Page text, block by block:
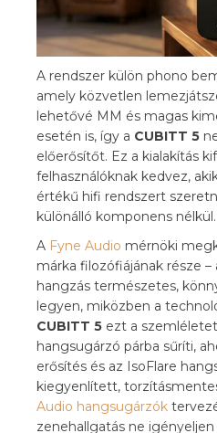
A rendszer külön phono
amely közvetlen
lehetővé MM és magas
esetén is, így a CUBITT 5
előerősítőt. Ez a kialakítás
felhasználóknak kedvez,
értékű hifi rendszert
különálló komponens nélkül.
A Fyne Audio mérnöki
márka filozófiájának része –
hangzás természetes,
legyen, miközben a
CUBITT 5 ezt a
hangsugárzó párba sűríti,
erősítés és az IsoFlare
kiegyenlített,
Audio hangsugárzók
zenehallgatás ne